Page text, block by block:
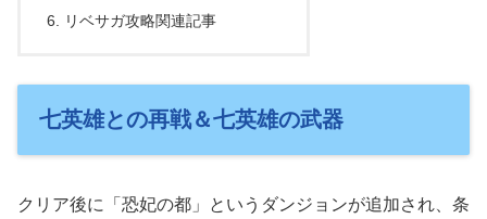
リベサガ攻略関連記事
七英雄との再戦＆七英雄の武器
クリア後に「恐妃の都」というダンジョンが追加され、条